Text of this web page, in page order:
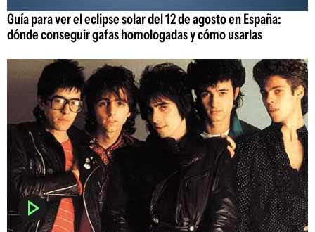
Guía para ver el eclipse solar del 12 de agosto en España:
dónde conseguir gafas homologadas y cómo usarlas